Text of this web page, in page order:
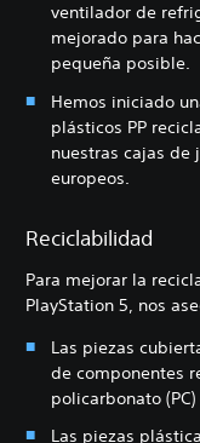
ventilador de
mejorado para
pequeña posible.
Hemos iniciado
plásticos PP
nuestras cajas de
europeos.
Reciclabilidad
Para mejorar la
PlayStation 5, nos
Las piezas
de componentes
policarbonato
Las piezas